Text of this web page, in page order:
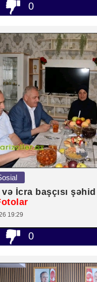
0
İcra başçısı
19:29
0